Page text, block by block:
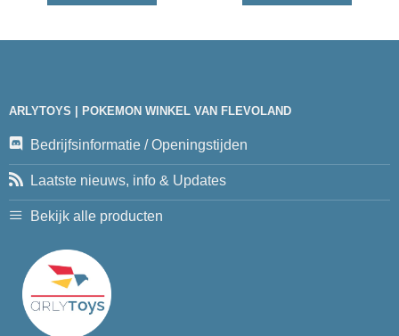
ARLYTOYS | POKEMON WINKEL VAN FLEVOLAND
Bedrijfsinformatie / Openingstijden
Laatste nieuws, info & Updates
Bekijk alle producten